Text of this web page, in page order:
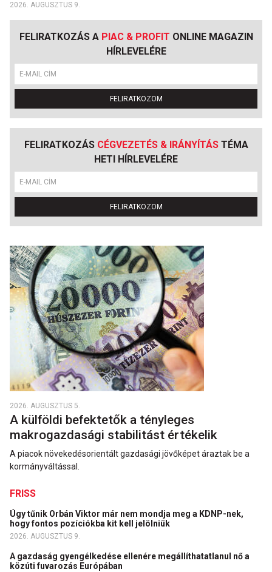
2026. AUGUSZTUS 9.
FELIRATKOZÁS A PIAC & PROFIT ONLINE MAGAZIN
HÍRLEVELÉRE
FELIRATKOZOM
FELIRATKOZÁS CÉGVEZETÉS & IRÁNYÍTÁSTÉMA
HETI HÍRLEVELÉRE
FELIRATKOZOM
2026. AUGUSZTUS 5.
A külföldi befektetők a tényleges
makrogazdasági stabilitást értékelik
A piacok növekedésorientált gazdasági jövőképet áraztak be a
kormányváltással.
FRISS
Úgy tűnik Orbán Viktor már nem mondja meg a KDNP-nek,
hogy fontos pozíciókba kit kell jelölniük
2026. AUGUSZTUS 9.
A gazdaság gyengélkedése ellenére megállíthatatlanul nő a
közúti fuvarozás Európában